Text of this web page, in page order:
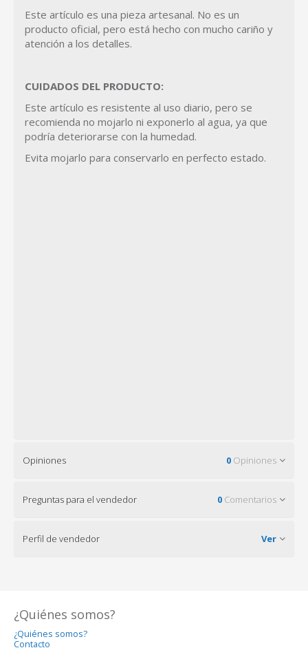
Este artículo es una pieza artesanal. No es un
producto oficial, pero está hecho con mucho cariño y
atención a los detalles.
CUIDADOS DEL PRODUCTO:
Este artículo es resistente al uso diario, pero se
recomienda no mojarlo ni exponerlo al agua, ya que
podría deteriorarse con la humedad.
Evita mojarlo para conservarlo en perfecto estado.
Opiniones 0 Opiniones
Preguntas para el vendedor 0 Comentarios
Perfil de vendedor Ver
¿Quiénes somos?
¿Quiénes somos?
Contacto